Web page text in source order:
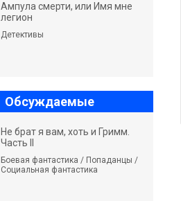
Ампула смерти, или Имя мне
легион
Детективы
Обсуждаемые
Не брат я вам, хоть и Гримм.
Часть II
Боевая фантастика / Попаданцы /
Социальная фантастика